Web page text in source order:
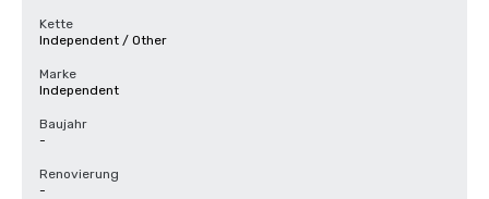
Kette
Independent / Other
Marke
Independent
Baujahr
-
Renovierung
-